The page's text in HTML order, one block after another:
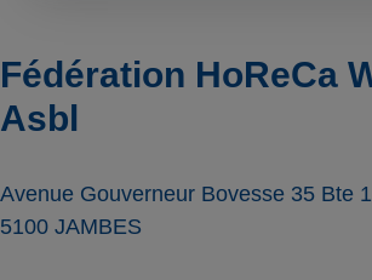
Fédération HoReCa
Asbl
Avenue Gouverneur Bovesse 35 Bte 1
5100 JAMBES